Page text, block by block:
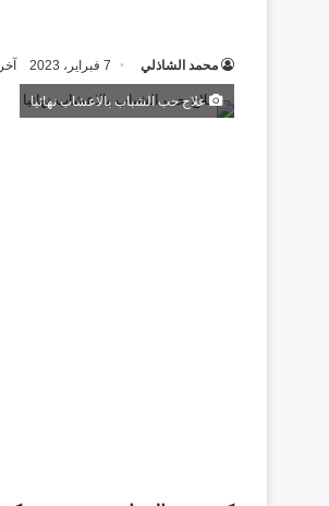
محمد الشاذلي 7 فبراير، 2023 آخر
علاج حب الشباب بالاعشاب نهائيا